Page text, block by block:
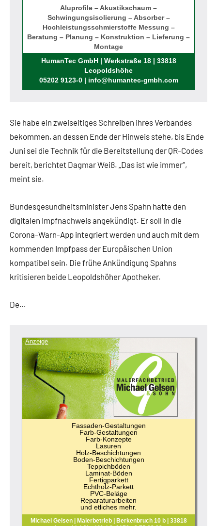
Aluprofile – Akustikschaum –
Schwingungsisolierung – Absorber –
Hochleistungsschmierstoffe Messung –
Beratung – Planung – Konstruktion – Lieferung –
Montage
Rufen Sie uns an!
HumanTec GmbH | Werkstraße 18 | 33818
Leopoldshöhe
05202 9123-0 | info@humantec-gmbh.com
Sie habe ein zweiseitiges Schreiben ihres Verbandes
bekommen, an dessen Ende der Hinweis stehe, bis Ende
Juni sei die Technik für die Bereitstellung der QR-Codes
bereit, berichtet Dagmar Weiß. „Das ist wie immer“,
meint sie.
Bundesgesundheitsminister Jens Spahn hatte den
digitalen Impfnachweis angekündigt. Er soll in die
Corona-Warn-App integriert werden und auch mit dem
kommenden Impfpass der Europäischen Union
kompatibel sein. Die frühe Ankündigung Spahns
kritisieren beide Leopoldshöher Apotheker.
De…
Anzeige
Fassaden-Gestaltungen
Farb-Gestaltungen
Farb-Konzepte
Lasuren
Holz-Beschichtungen
Boden-Beschichtungen
Teppichböden
Laminat-Böden
Fertigparkett
Echtholz-Parkett
PVC-Beläge
Reparaturarbeiten
und etliches mehr.
Michael Gelsen | Malerbetrieb | Berkenbruch 10 b | 33818